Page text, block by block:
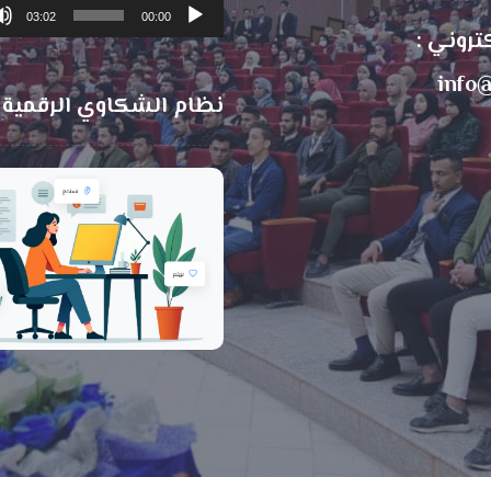
:
00:00
03:02
نظام الشكاوي الرقمية